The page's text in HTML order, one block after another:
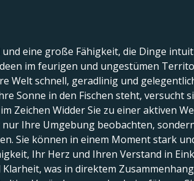
eine große Fähigkeit, die Dinge
im feurigen und ungestümen
Welt schnell, geradlinig und
Sonne in den Fischen steht,
Zeichen Widder Sie zu einer aktiven
Ihre Umgebung beobachten,
Sie können in einem Moment stark
Ihr Herz und Ihren Verstand in
was in direktem